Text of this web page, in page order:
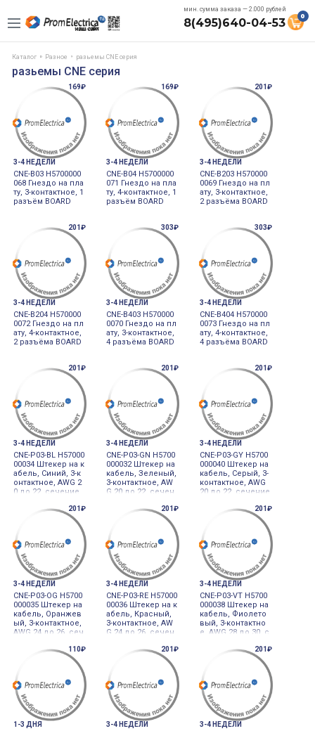
мин. сумма заказа — 2.000 рублей
8(495)640-04-53 0
Каталог Разное разьемы CNE серия
разьемы CNE серия
169₽
3-4 НЕДЕЛИ
CNE-B03 H5700000
068 Гнездо на пла
ту, 3-контактное, 1
разъём BOARD
169₽
3-4 НЕДЕЛИ
CNE-B04 H5700000
071 Гнездо на пла
ту, 4-контактное, 1
разъём BOARD
201₽
3-4 НЕДЕЛИ
CNE-B203 H570000
0069 Гнездо на пл
ату, 3-контактное,
2 разъёма BOARD
201₽
3-4 НЕДЕЛИ
CNE-B204 H570000
0072 Гнездо на пл
ату, 4-контактное,
2 разъёма BOARD
303₽
3-4 НЕДЕЛИ
CNE-B403 H570000
0070 Гнездо на пл
ату, 3-контактное,
4 разъёма BOARD
303₽
3-4 НЕДЕЛИ
CNE-B404 H570000
0073 Гнездо на пл
ату, 4-контактное,
4 разъёма BOARD
201₽
3-4 НЕДЕЛИ
CNE-P03-BL H57000
00034 Штекер на к
абель, Синий, 3-к
онтактное, AWG 2
0 до 22, сечение
0.5, диаметр 1.2 д
о 1.6мм PLUG 3PI
201₽
3-4 НЕДЕЛИ
CNE-P03-GN H5700
000032 Штекер на
кабель, Зеленый,
3-контактное, AW
G 20 до 22, сечен
о 0.5, диаметр 1.0
до 1.2мм PLUG 3P
201₽
3-4 НЕДЕЛИ
CNE-P03-GY H5700
000040 Штекер на
кабель, Серый, 3-
контактное, AWG
20 до 22, сечение
0.5, диаметр 1.6 д
о 2.0мм PLUG 3PI
201₽
3-4 НЕДЕЛИ
CNE-P03-OG H5700
000035 Штекер на
кабель, Оранжев
ый, 3-контактное,
AWG 24 до 26, сеч
3 до 0.21, диамет
р 1.2 до 1.6мм PL
UG 3PIN (ORANGE)
201₽
3-4 НЕДЕЛИ
CNE-P03-RE H57000
00036 Штекер на к
абель, Красный,
3-контактное, AW
G 24 до 26, сечен
о 0.21, диаметр 0.
8 до 1.0мм PLUG 3
201₽
3-4 НЕДЕЛИ
CNE-P03-VT H5700
000038 Штекер на
кабель, Фиолето
вый, 3-контактно
е, AWG 28 до 30, с
0.05 до 0.08, диам
етр 1.0 до 1.2мм P
LUG 3PIN (VIOLET)
110₽
1-3 ДНЯ
201₽
3-4 НЕДЕЛИ
201₽
3-4 НЕДЕЛИ